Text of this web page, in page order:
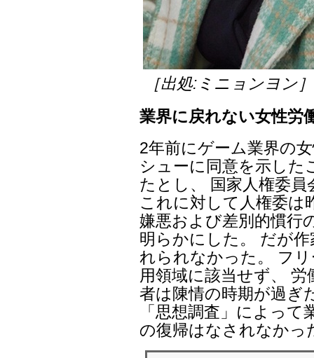
［出処:ミニョンヨン］
業界に戻れない女性労
2年前にゲーム業界の
シューに同意を示した
たとし、 国家人権委
これに対して人権委は
嫌悪および差別的慣行
明らかにした。 だが
れられなかった。 フ
用領域に該当せず、
者は陳情の時期が過ぎ
「思想調査」によっ
の復帰はなされなかっ